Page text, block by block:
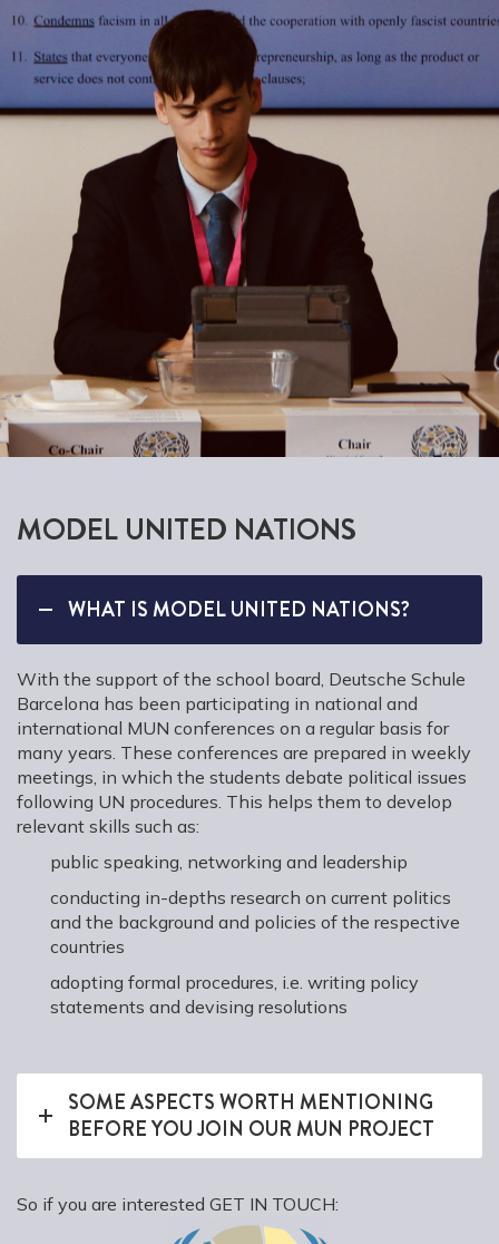
MODEL UNITED NATIONS
WHAT IS MODEL UNITED NATIONS?
With the support of the school board, Deutsche Schule
Barcelona has been participating in national and
international MUN conferences on a regular basis for
many years. These conferences are prepared in weekly
meetings, in which the students debate political issues
following UN procedures. This helps them to develop
relevant skills such as:
public speaking, networking and leadership
conducting in-depths research on current politics
and the background and policies of the respective
countries
adopting formal procedures, i.e. writing policy
statements and devising resolutions
SOME ASPECTS WORTH MENTIONING
BEFORE YOU JOIN OUR MUN PROJECT
So if you are interested GET IN TOUCH: